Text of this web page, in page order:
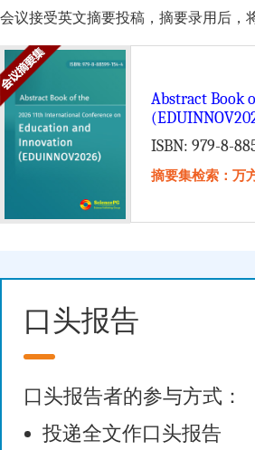
会议接受英文摘要投稿，摘要录用后，
Abstract Book
ISBN: 979-8-
摘要集检索：万
口头报告
口头报告者的参与方式：
投递全文作口头报告